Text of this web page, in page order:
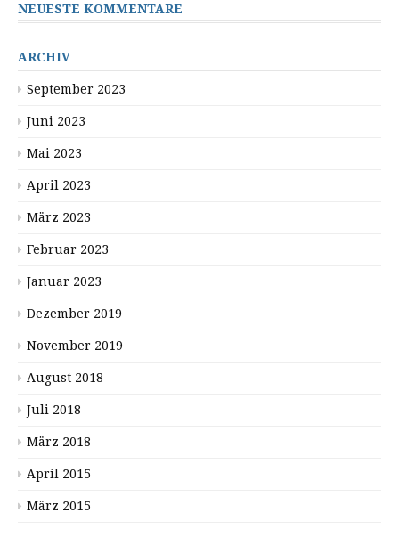
NEUESTE KOMMENTARE
ARCHIV
September 2023
Juni 2023
Mai 2023
April 2023
März 2023
Februar 2023
Januar 2023
Dezember 2019
November 2019
August 2018
Juli 2018
März 2018
April 2015
März 2015